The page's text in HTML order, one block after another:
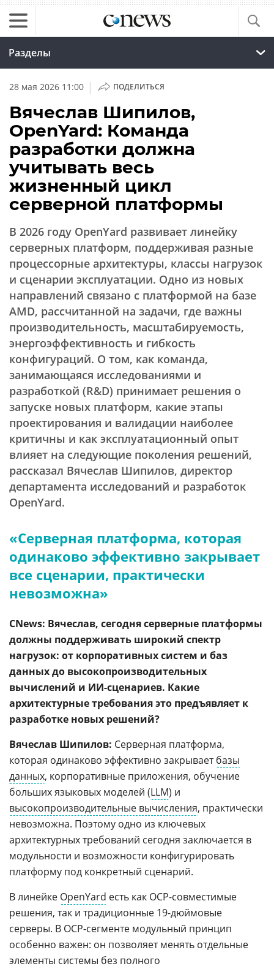
Разделы
28 мая 2026 11:00 | ПОДЕЛИТЬСЯ
Вячеслав Шипилов,
OpenYard: Команда
разработки должна
учитывать весь
жизненный цикл
серверной платформы
В 2026 году OpenYard развивает линейку
серверных платформ, поддерживая разные
процессорные архитектуры, классы нагрузок
и сценарии эксплуатации. Одно из новых
направлений связано с платформой на базе
AMD, рассчитанной на задачи, где важны
производительность, масштабируемость,
энергоэффективность и гибкость
конфигураций. О том, как команда,
занимающаяся исследованиями и
разработкой (R&D) принимает решения о
запуске новых платформ, какие этапы
проектирования и валидации наиболее
критичны и как эксплуатационный опыт
влияет на следующие поколения решений,
рассказал Вячеслав Шипилов, директор
департамента исследований и разработок
OpenYard.
«Серверная платформа, которая
одинаково эффективно закрывает
все сценарии, практически
невозможна»
CNews: Вячеслав, сегодня серверные платформы
должны поддерживать широкий спектр
нагрузок: от корпоративных систем и баз
данных до высокопроизводительных
вычислений и ИИ-сценариев. Какие
архитектурные требования это предъявляет к
разработке новых решений?
Вячеслав Шипилов: Серверная платформа,
которая одинаково эффективно закрываетбазы
данных, корпоративные приложения, обучение
больших языковых моделей (LLM) и
высокопроизводительные вычисления, практически
невозможна. Поэтому одно из ключевых
архитектурных требований сегодня заключается в
модульности и возможности конфигурировать
платформу под конкретный сценарий.
В линейке OpenYard есть как OCP-совместимые
решения, так и традиционные 19-дюймовые
серверы. В OCP-сегменте модульный принцип
особенно важен: он позволяет менять отдельные
элементы системы без полного